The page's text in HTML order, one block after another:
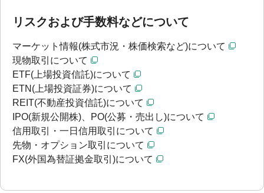
リスクおよび手数料などについて
マーケット情報(株式市況・株価検索など)について
現物取引について
ETF(上場投資信託)について
ETN(上場投資証券)について
REIT(不動産投資信託)について
IPO(新規公開株)、PO(公募・売出し)について
信用取引・一日信用取引について
先物・オプション取引について
FX(外国為替証拠金取引)について